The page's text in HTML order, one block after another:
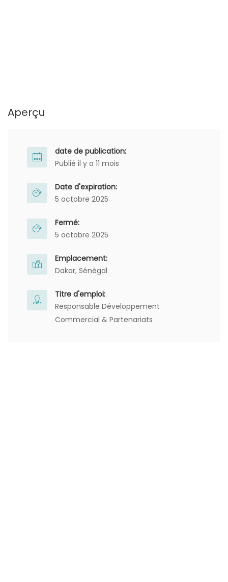
Aperçu
date de publication:
Publié il y a 11 mois
Date d'expiration:
5 octobre 2025
Fermé:
5 octobre 2025
Emplacement:
Dakar, Sénégal
Titre d'emploi:
Responsable Développement
Commercial & Partenariats